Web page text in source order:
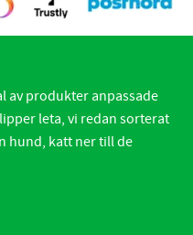
av produkter anpassade
leta, vi redan sorterat
hund, katt ner till de